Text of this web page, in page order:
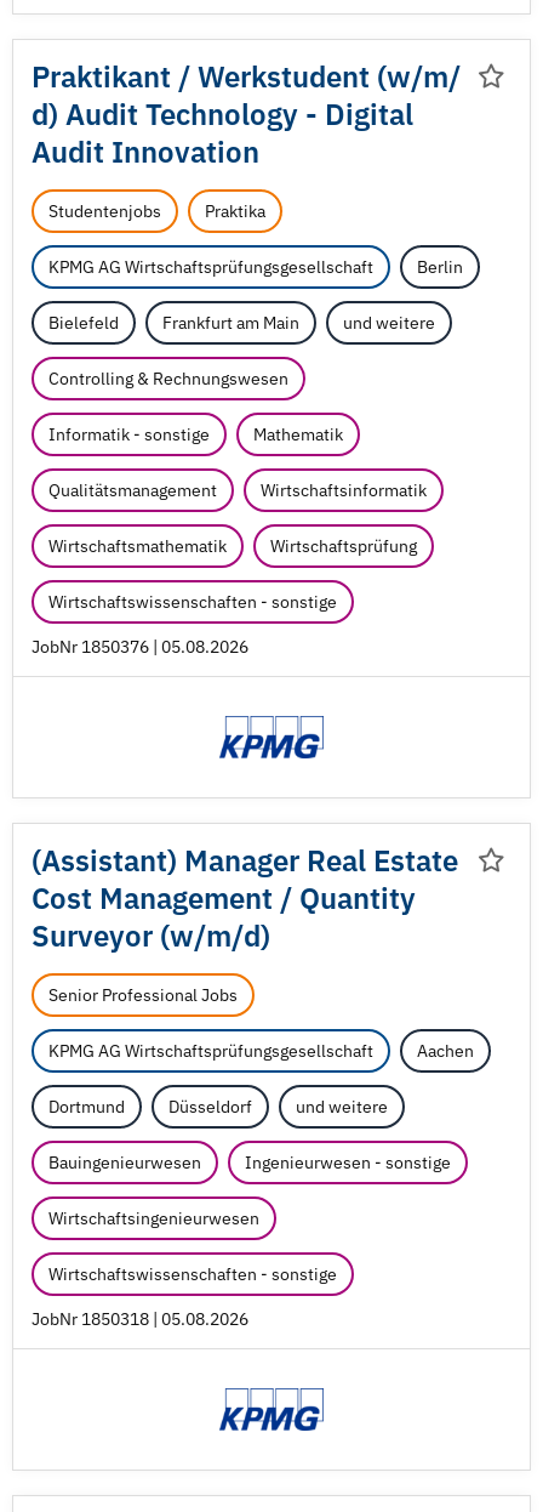
Praktikant /Werkstudent (w/m/
d) Audit Technology - Digital
Audit Innovation
Studentenjobs Praktika
KPMG AG Wirtschaftsprüfungsgesellschaft Berlin
Bielefeld Frankfurt am Main und weitere
Controlling & Rechnungswesen
Informatik - sonstige Mathematik
Qualitätsmanagement Wirtschaftsinformatik
Wirtschaftsmathematik Wirtschaftsprüfung
Wirtschaftswissenschaften - sonstige
JobNr 1850376 | 05.08.2026
(Assistant) Manager Real Estate
Cost Management / Quantity
Surveyor (w/m/d)
Senior Professional Jobs
KPMG AG Wirtschaftsprüfungsgesellschaft Aachen
Dortmund Düsseldorf und weitere
Bauingenieurwesen Ingenieurwesen - sonstige
Wirtschaftsingenieurwesen
Wirtschaftswissenschaften - sonstige
JobNr 1850318 | 05.08.2026